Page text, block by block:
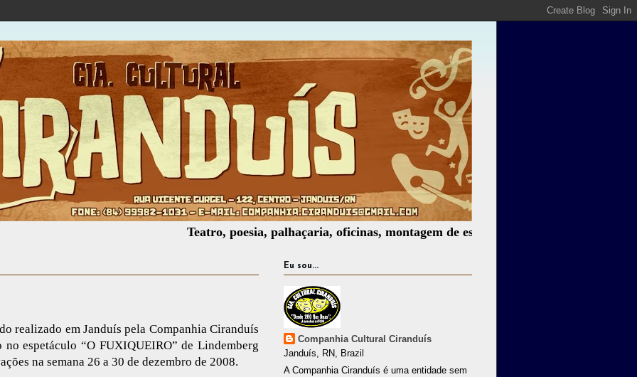
Teatro, poesia, palhaçaria, oficinas, montagem de espetáculos, assessoria cultural,
realizado em Janduís pela Companhia Ciranduís
no espetáculo “O FUXIQUEIRO” de Lindemberg
na semana 26 a 30 de dezembro de 2008.
Eu sou...
Companhia Cultural Ciranduís
Janduís, RN, Brazil
A Companhia Ciranduís é uma entidade sem